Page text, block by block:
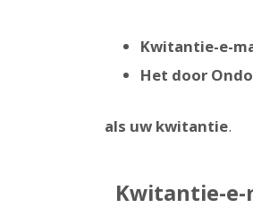
Kwitantie-e-
Het door
als uw kwitantie.
Kwitantie-e-